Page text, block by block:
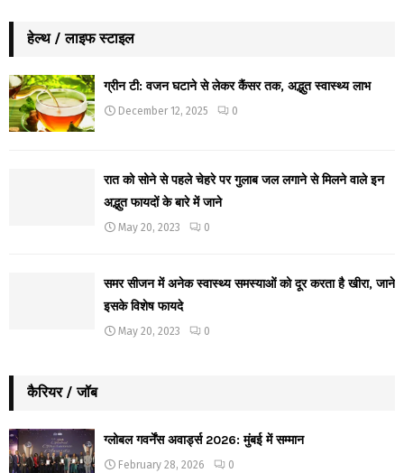
हेल्थ / लाइफ स्टाइल
ग्रीन टी: वजन घटाने से लेकर कैंसर तक, अद्भुत स्वास्थ्य लाभ
December 12, 2025 0
रात को सोने से पहले चेहरे पर गुलाब जल लगाने से मिलने वाले इन
अद्भुत फायदों के बारे में जाने
May 20, 2023 0
समर सीजन में अनेक स्वास्थ्य समस्याओं को दूर करता है खीरा, जाने
इसके विशेष फायदे
May 20, 2023 0
कैरियर / जॉब
ग्लोबल गवर्नेंस अवार्ड्स 2026: मुंबई में सम्मान
February 28, 2026 0